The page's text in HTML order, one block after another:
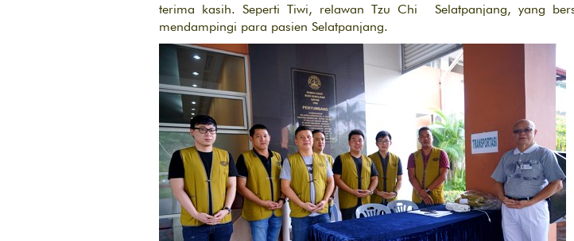
terima kasih. Seperti Tiwi, relawan Tzu Chi Selatpanjang, yang
mendampingi para pasien Selatpanjang.